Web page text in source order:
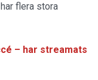
flera stora
– har streamats